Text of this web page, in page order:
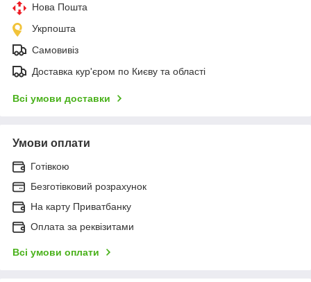
Нова Пошта
Укрпошта
Самовивіз
Доставка кур'єром по Києву та області
Всі умови доставки
Умови оплати
Готівкою
Безготівковий розрахунок
На карту Приватбанку
Оплата за реквізитами
Всі умови оплати